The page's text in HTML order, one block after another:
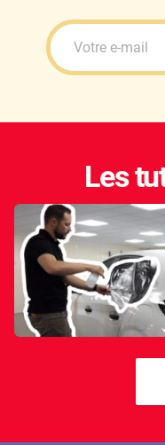
Les